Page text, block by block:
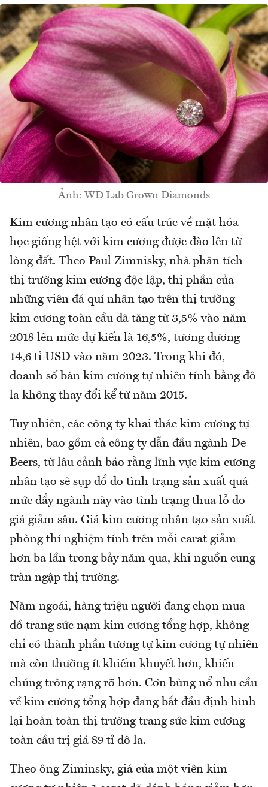
Ảnh: WD Lab Grown Diamonds
Kim cương nhân tạo có cấu trúc về mặt hóa
học giống hệt với kim cương được đào lên từ
lòng đất. Theo Paul Zimnisky, nhà phân tích
thị trường kim cương độc lập, thị phần của
những viên đá quí nhân tạo trên thị trường
kim cương toàn cầu đã tăng từ 3,5% vào năm
2018 lên mức dự kiến là 16,5%, tương đương
14,6 tỉ USD vào năm 2023. Trong khi đó,
doanh số bán kim cương tự nhiên tính bằng đô
la không thay đổi kể từ năm 2015.
Tuy nhiên, các công ty khai thác kim cương tự
nhiên, bao gồm cả công ty dẫn đầu ngành De
Beers, từ lâu cảnh báo rằng lĩnh vực kim cương
nhân tạo sẽ sụp đổ do tình trạng sản xuất quá
mức đẩy ngành này vào tình trạng thua lỗ do
giá giảm sâu. Giá kim cương nhân tạo sản xuất
phòng thí nghiệm tính trên mỗi carat giảm
hơn ba lần trong bảy năm qua, khi nguồn cung
tràn ngập thị trường.
Năm ngoái, hàng triệu người đang chọn mua
đồ trang sức nạm kim cương tổng hợp, không
chỉ có thành phần tương tự kim cương tự nhiên
mà còn thường ít khiếm khuyết hơn, khiến
chúng trông rạng rỡ hơn. Cơn bùng nổ nhu cầu
về kim cương tổng hợp đang bắt đầu định hình
lại hoàn toàn thị trường trang sức kim cương
toàn cầu trị giá 89 tỉ đô la.
Theo ông Ziminsky, giá của một viên kim